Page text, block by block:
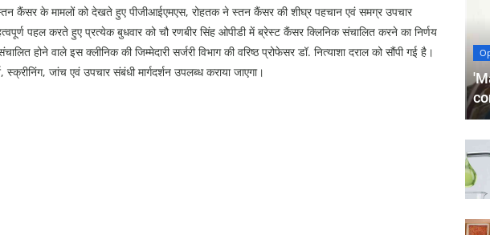
कैंसर के मामलों को देखते हुए पीजीआईएमएस, रोहतक ने स्तन कैंसर की शीघ्र पहचान एवं समग्र उपचार
पहल करते हुए प्रत्येक बुधवार को चौ रणबीर सिंह ओपीडी में ब्रेस्ट कैंसर क्लिनिक संचालित करने का निर्णय
होने वाले इस क्लीनिक की जिम्मेदारी सर्जरी विभाग की वरिष्ठ प्रोफेसर डॉ. नित्याशा दराल को सौंपी गई है।
स्क्रीनिंग, जांच एवं उपचार संबंधी मार्गदर्शन उपलब्ध कराया जाएगा।